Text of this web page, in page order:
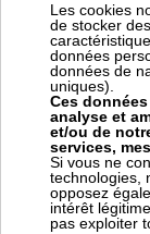
Generic), ce
transport pour
à votre coût de
Prix:
5,40 € HT
6,48 € TTC
Frais Generic (*)
Les cookies
de stocker
données
données de
uniques).
Ces
analyse et
et/ou de
services,
Si vous ne
technologies,
opposez
intérêt
pas exploiter